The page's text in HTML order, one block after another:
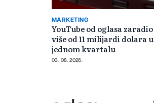
MARKETING
YouTube od oglasa zaradio
više od 11 milijardi dolara u
jednom kvartalu
03. 08. 2026.